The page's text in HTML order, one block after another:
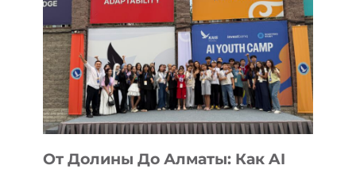
От Долины До Алматы: Как AI